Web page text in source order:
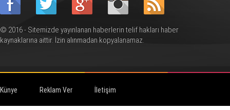
© 2016 - Sitemizde yayınlanan haberlerin telif hakları haber
kaynaklarına aittir. İzin alınmadan kopyalanamaz.
Künye Reklam Ver İletişim